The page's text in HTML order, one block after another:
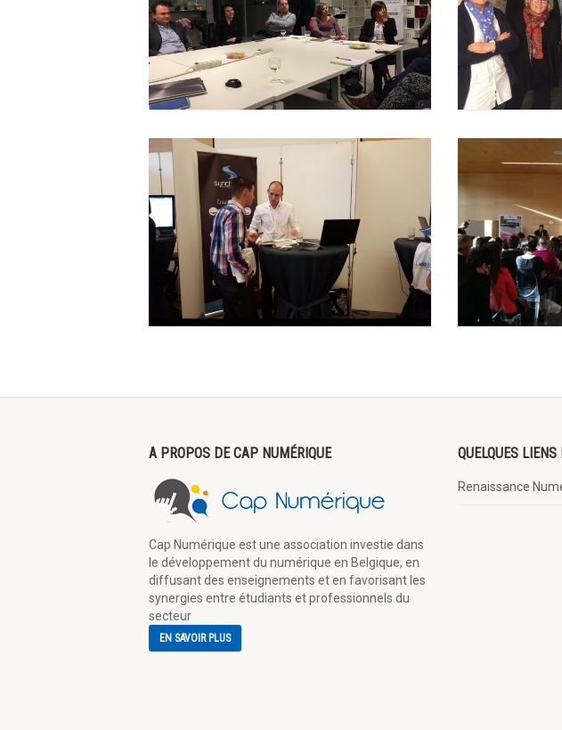
A PROPOS DE CAP NUMÉRIQUE
Cap Numérique est une association investie dans
le développement du numérique en Belgique, en
diffusant des enseignements et en favorisant les
synergies entre étudiants et professionnels du
secteur
EN SAVOIR PLUS
QUELQUES
Renaissance